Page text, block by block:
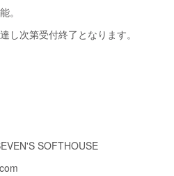
。
し次第受付終了となります。
SOFTHOUSE